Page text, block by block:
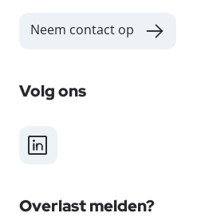
Neem contact op
Volg ons
LinkedIn
Overlast melden?